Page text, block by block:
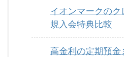
イオンマークの
規入会特典比較
高金利の定期預金